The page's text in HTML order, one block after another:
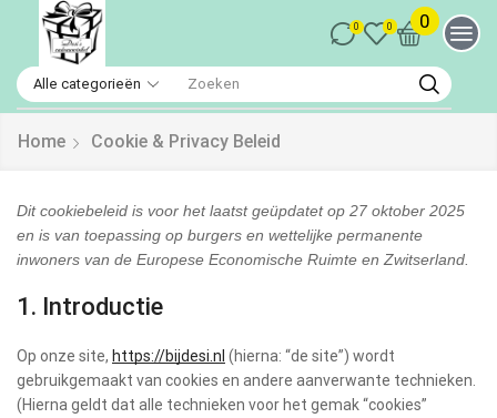
0 0 0
Home Cookie & Privacy Beleid
Dit cookiebeleid is voor het laatst geüpdatet op 27 oktober 2025
en is van toepassing op burgers en wettelijke permanente
inwoners van de Europese Economische Ruimte en Zwitserland.
1. Introductie
Op onze site, https://bijdesi.nl (hierna: “de site”) wordt
gebruikgemaakt van cookies en andere aanverwante technieken.
(Hierna geldt dat alle technieken voor het gemak “cookies”